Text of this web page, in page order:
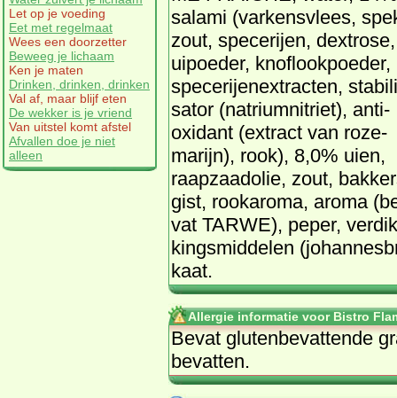
Let op je voeding
Eet met regelmaat
Wees een doorzetter
Beweeg je lichaam
Ken je maten
Drinken, drinken, drinken
Val af, maar blijf eten
De wekker is je vriend
Van uitstel komt afstel
Afvallen doe je niet
alleen
sa­la­mi (var­kens­vlees,
zout, spe­ce­rij­en, dex­tro­se,
uip­oe­der, knof­look­poe­der,
spe­ce­rij­en­ex­trac­ten,
sa­tor (na­tri­um­ni­triet), an­ti­
oxi­dant (ex­tract van ro­ze­
ma­rijn), rook), 8,0% ui­en,
raap­zaad­olie, zout,
gist, rooka­ro­ma, aro­ma
vat TAR­WE), pe­per,
kings­mid­de­len
kaat.
Allergie informatie voor Bistro
Be­vat glu­ten­be­vat­ten­de
be­vat­ten.